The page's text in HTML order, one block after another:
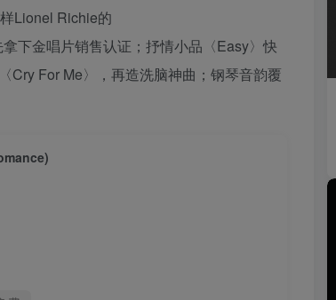
Lionel Richie的
下金唱片销售认证；抒情小品〈Easy〉快
Cry For Me〉，再造洗脑神曲；钢琴音韵覆